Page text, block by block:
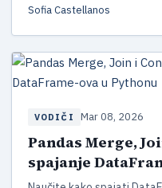
Sofia Castellanos
VODIČI Mar 08, 2026
Pandas Merge,
spajanje